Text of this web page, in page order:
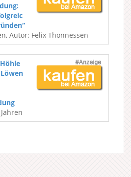
Autor: Felix Thönnessen